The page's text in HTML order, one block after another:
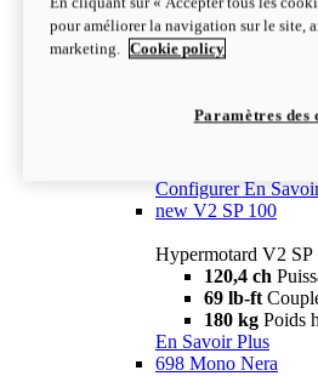
Configurer En
newV2 SP
69 lb-ft
Configurer En
new V2 SP 100
Hypermotard V2 SP
120,4 ch
69 lb-ft
180 kg Poids
En Savoir Plus
698 Mono Nera
pour améliorer la navigation sur le site,
marketing.
Cookie policy
Paramètres des